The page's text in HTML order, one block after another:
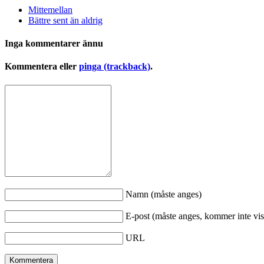
Mittemellan
Bättre sent än aldrig
Inga kommentarer ännu
Kommentera eller pinga (trackback).
Namn (måste anges)
E-post (måste anges, kommer inte
URL